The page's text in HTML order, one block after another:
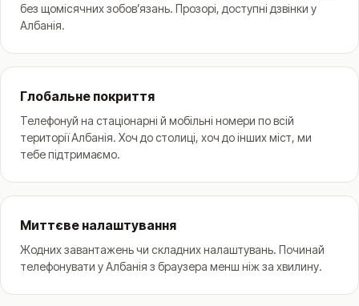
без щомісячних зобовʼязань. Прозорі, доступні дзвінки у
Албанія.
Глобальне покриття
Телефонуй на стаціонарні й мобільні номери по всій
території Албанія. Хоч до столиці, хоч до інших міст, ми
тебе підтримаємо.
Миттєве налаштування
Жодних завантажень чи складних налаштувань. Починай
телефонувати у Албанія з браузера менш ніж за хвилину.